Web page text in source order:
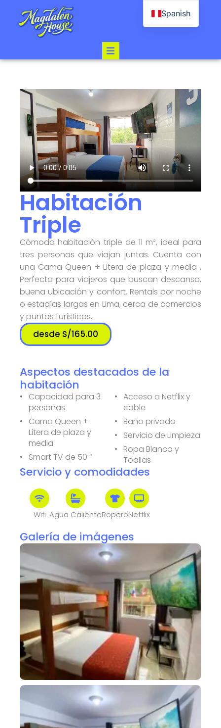
Habitación
Triple
Cómoda habitación triple de 11 m², ideal para
tres personas que viajan juntas. Cuenta con
una Cama Queen + Litera de plaza y media .
Perfecta para viajeros que buscan descanso,
buena ubicación y confort. Rentals por noche
o estadías largas en Lima, cerca de comercios
y puntos turísticos.
desde S/165.00
Aspectos destacados de la
habitación
Capacidad para 3
personas
Cama Queen +
Litera de plaza y
media
Smart TV de 50 “
Acceso a Netflix y
cable
Baño privado
Servicio de Limpieza
Ropa Blanca y
Toallas
Servicio y comodidades
Wifi Agua CalienteRoperoNetflix
Galería de imágenes
Spanish
English